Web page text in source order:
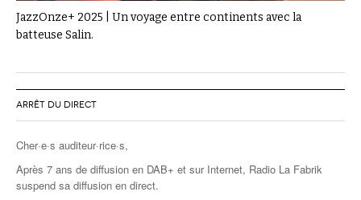
JazzOnze+ 2025 | Un voyage entre continents avec la
batteuse Salin.
ARRÊT DU DIRECT
Cher·e·s auditeur·rice·s,
Après 7 ans de diffusion en DAB+ et sur Internet, Radio La Fabrik
suspend sa diffusion en direct.